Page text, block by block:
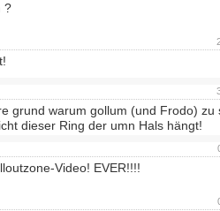
?
grund warum gollum (und Frodo) zu
dieser Ring der umn Hals hängt!
Video! EVER!!!!